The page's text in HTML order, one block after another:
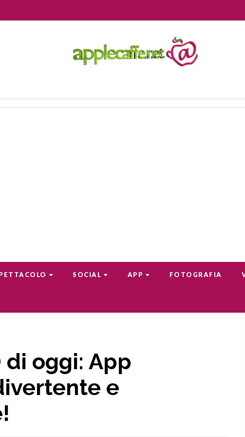
SOCIAL APP FOTOGRAFIA
di oggi: App
e